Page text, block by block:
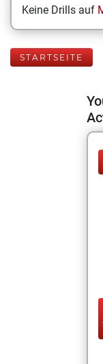
Keine Drills auf
STARTSEITE